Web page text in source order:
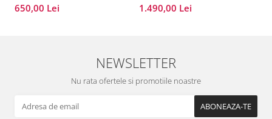
650,00 Lei 1.490,00 Lei
NEWSLETTER
Nu rata ofertele si promotiile noastre